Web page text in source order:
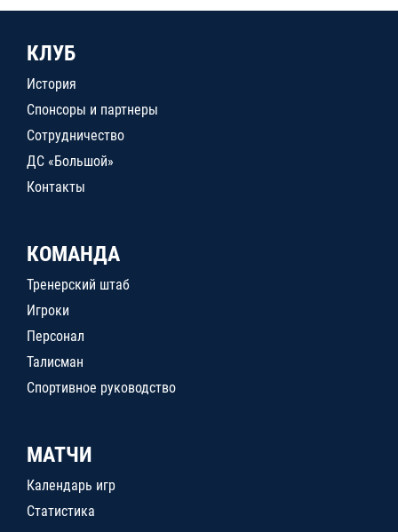
КЛУБ
История
Спонсоры и партнеры
Сотрудничество
ДС «Большой»
Контакты
КОМАНДА
Тренерский штаб
Игроки
Персонал
Талисман
Спортивное руководство
МАТЧИ
Календарь игр
Статистика